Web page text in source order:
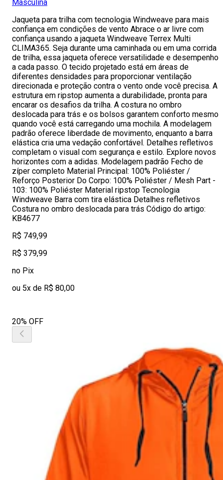
Masculina
Jaqueta para trilha com tecnologia Windweave para mais
confiança em condições de vento Abrace o ar livre com
confiança usando a jaqueta Windweave Terrex Multi
CLIMA365. Seja durante uma caminhada ou em uma corrida
de trilha, essa jaqueta oferece versatilidade e desempenho
a cada passo. O tecido projetado está em áreas de
diferentes densidades para proporcionar ventilação
direcionada e proteção contra o vento onde você precisa. A
estrutura em ripstop aumenta a durabilidade, pronta para
encarar os desafios da trilha. A costura no ombro
deslocada para trás e os bolsos garantem conforto mesmo
quando você está carregando uma mochila. A modelagem
padrão oferece liberdade de movimento, enquanto a barra
elástica cria uma vedação confortável. Detalhes refletivos
completam o visual com segurança e estilo. Explore novos
horizontes com a adidas. Modelagem padrão Fecho de
zíper completo Material Principal: 100% Poliéster /
Reforço Posterior Do Corpo: 100% Poliéster / Mesh Part -
103: 100% Poliéster Material ripstop Tecnologia
Windweave Barra com tira elástica Detalhes refletivos
Costura no ombro deslocada para trás Código do artigo:
KB4677
R$ 749,99
R$ 379,99
no Pix
ou 5x de R$ 80,00
20% OFF